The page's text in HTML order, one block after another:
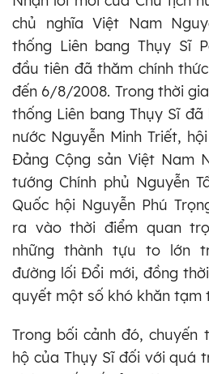
chủ nghĩa Việt Nam
thống Liên bang Thụy Sĩ
đầu tiên đã thăm chính
đến 6/8/2008. Trong thời
thống Liên bang Thụy Sĩ
nước Nguyễn Minh Triết,
Đảng Cộng sản Việt Nam
tướng Chính phủ Nguyễn
Quốc hội Nguyễn Phú
ra vào thời điểm quan
những thành tựu to lớn
đường lối Đổi mới, đồng
quyết một số khó khăn tạm
Trong bối cảnh đó, chuyến
hộ của Thụy Sĩ đối với quá